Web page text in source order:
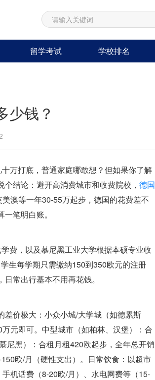
留学考试 学校排名
少钱？
万打底，普通家庭哪敢想？但如果你了解
结论：避开高消费城市和收费院校， 德国
澳等一年30-55万起步，德国的花费差不
笔明白账。
费，以及慕尼黑工业大学根据本硕专业收
生每学期只需缴纳150到350欧元的注册
常出行基本不用再花钱。
价极大：小众小城/大学城（如德累斯
元即可。中型城市（如柏林、汉堡）：合
尼黑）：合租月租420欧起步，全年总开销
欧/月（硬性支出）。日常饮食：以超市
机话费（8-20欧/月）、水电网费等（15-